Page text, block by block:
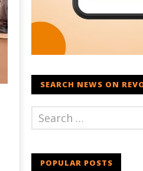
SEARCH NEWS ON
POPULAR POSTS